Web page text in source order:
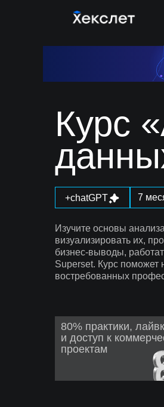
+chatGPT 7
Курс
Изучите основы
визуализировать их,
бизнес-выводы,
Superset. Курс поможет
востребованных
80% практики,
и доступ к
проектам